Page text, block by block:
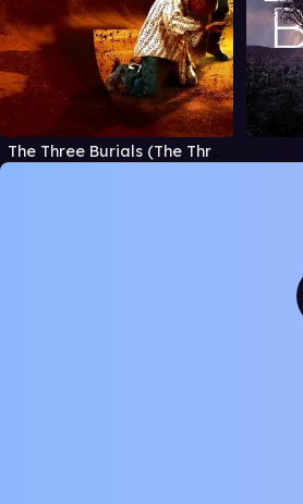
The Three Burials (The Three Burials of Melquiades Estrada)